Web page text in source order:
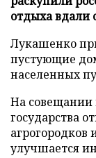
отдыха вдали
Лукашенко
пустующие
населенных
На совещании
государства
агрогородков
улучшается